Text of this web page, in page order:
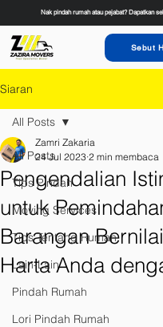
Sebut
Nak pindah rumah atau pejabat? Dapatkan
Siaran
All Posts
Tips Pindah
Moving Services
Tips Tentang Rumah
Lain-Lain
Pindah Rumah
Lori Pindah Rumah
All Posts
Pengendalian
untuk
Barangan
Harta Anda
Zamri Zakaria
24 Jul 2023 2 min membaca